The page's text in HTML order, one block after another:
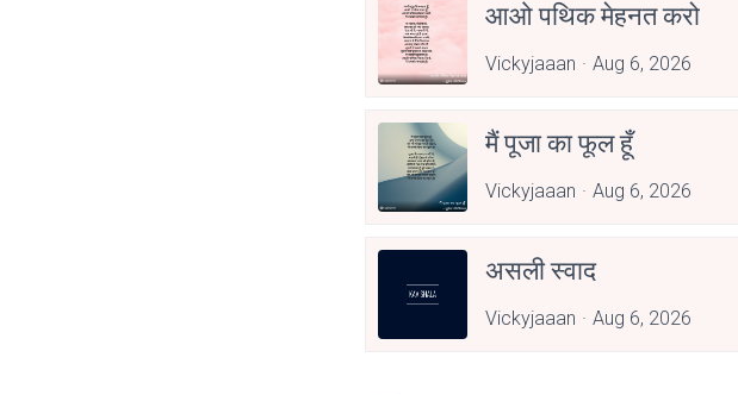
आओ पथिक मेहनत करो
Vickyjaaan Aug 6, 2026
मैं पूजा का फूल हूँ
Vickyjaaan Aug 6, 2026
असली स्वाद
Vickyjaaan Aug 6, 2026